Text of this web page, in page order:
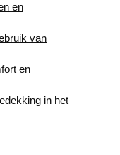
en
van
en
in het